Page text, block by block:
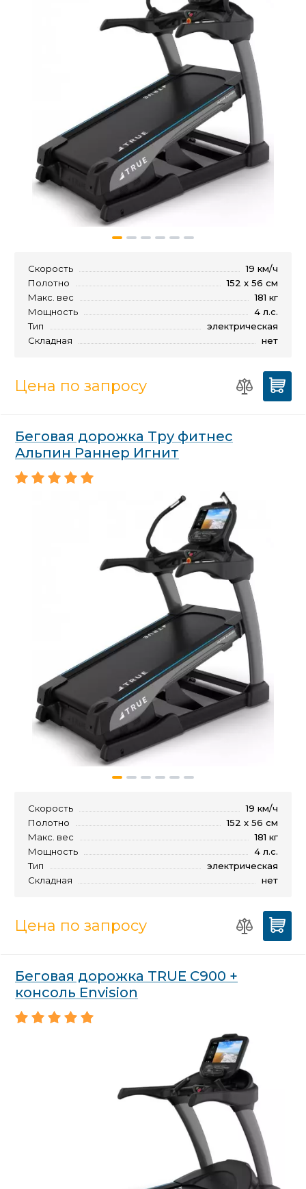
Скорость
19 км/ч
Полотно
152 x 56 см
Макс. вес
181 кг
Мощность
4 л.с.
Тип
электрическая
Складная
нет
Цена по запросу
Беговая дорожка Тру фитнес
Альпин Раннер Игнит
Скорость
19 км/ч
Полотно
152 x 56 см
Макс. вес
181 кг
Мощность
4 л.с.
Тип
электрическая
Складная
нет
Цена по запросу
Беговая дорожка TRUE C900 +
консоль Envision